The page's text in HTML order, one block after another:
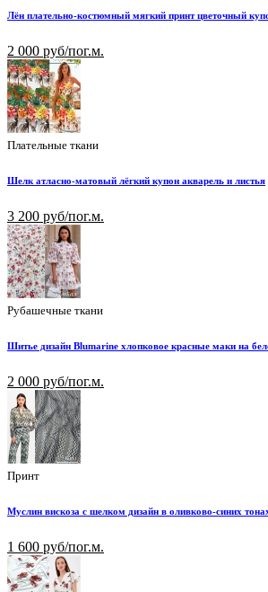
Лён плательно-костюмный мягкий принт цветочный
2 000 руб/пог.м.
Плательные ткани
Шелк атласно-матовый лёгкий купон акварель и листья
3 200 руб/пог.м.
Рубашечные ткани
Шитье дизайн Blumarine хлопковое красные маки на
2 000 руб/пог.м.
Принт
Муслин вискоза с шелком дизайн в оливково-синих
1 600 руб/пог.м.